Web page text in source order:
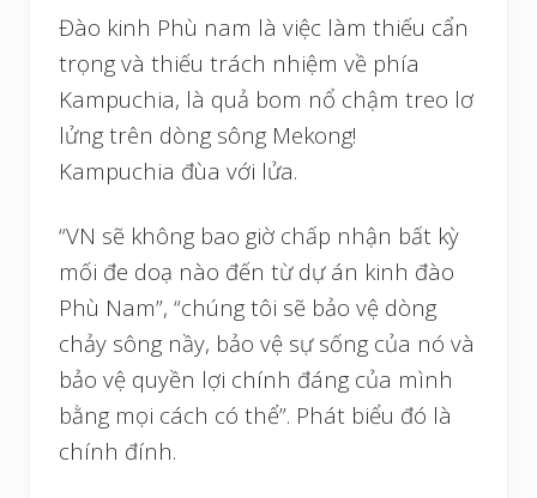
Đào kinh Phù nam là việc làm thiếu cẩn
trọng và thiếu trách nhiệm về phía
Kampuchia, là quả bom nổ chậm treo lơ
lửng trên dòng sông Mekong!
Kampuchia đùa với lửa.
“VN sẽ không bao giờ chấp nhận bất kỳ
mối đe doạ nào đến từ dự án kinh đào
Phù Nam”, “chúng tôi sẽ bảo vệ dòng
chảy sông nầy, bảo vệ sự sống của nó và
bảo vệ quyền lợi chính đáng của mình
bằng mọi cách có thể”. Phát biểu đó là
chính đính.